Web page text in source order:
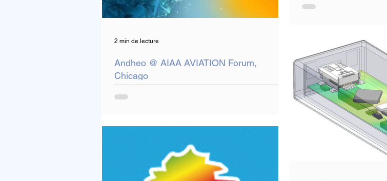
Andheo @ AIAA AVIATION Forum,
Chicago
2 min de lecture